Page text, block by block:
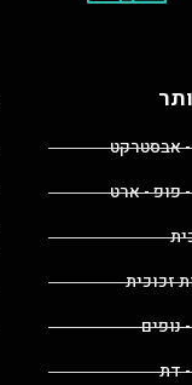
- אבסטרקט
- פופ - ארט
זכוכית
נופים
- דת